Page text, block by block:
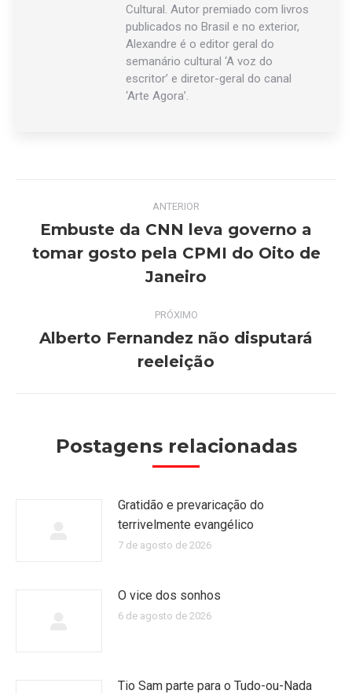
Cultural. Autor premiado com livros
publicados no Brasil e no exterior,
Alexandre é o editor geral do
semanário cultural ‘A voz do
escritor’ e diretor-geral do canal
‘Arte Agora’.
Navegação
de
post:
ANTERIOR
Post
anterior:
Embuste da CNN leva governo a
tomar gosto pela CPMI do Oito de
Janeiro
PRÓXIMO
post:
Alberto Fernandez não disputará
reeleição
Postagens relacionadas
Gratidão e prevaricação do
terrivelmente evangélico
7 de agosto de 2026
O vice dos sonhos
6 de agosto de 2026
Tio Sam parte para o Tudo-ou-Nada